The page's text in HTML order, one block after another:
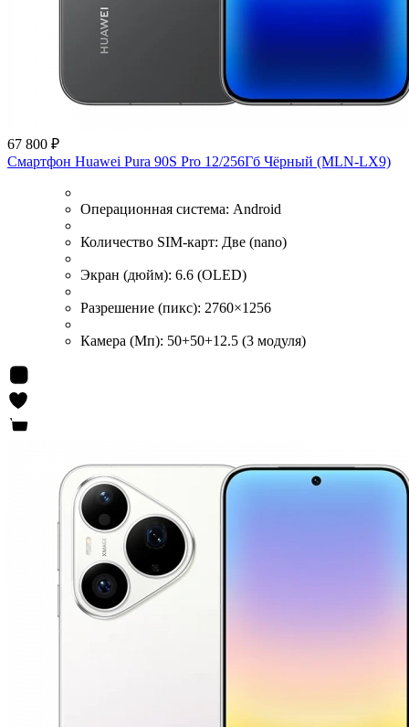
67 800 ₽
Смартфон Huawei Pura 90S Pro 12/256Гб Чёрный (MLN-LX9)
Операционная система: Android
Количество SIM-карт: Две (nano)
Экран (дюйм): 6.6 (OLED)
Разрешение (пикс): 2760×1256
Камера (Мп): 50+50+12.5 (3 модуля)